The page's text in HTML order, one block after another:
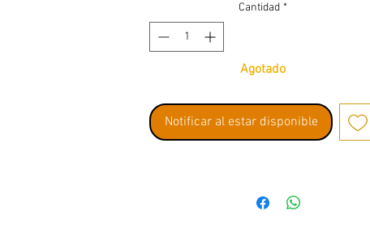
Cantidad *
Agotado
Notificar al estar disponible